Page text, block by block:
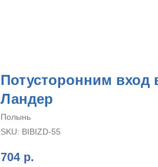
Потусторонним вход
Ландер
Полынь
SKU: BIBIZD-55
704 р.